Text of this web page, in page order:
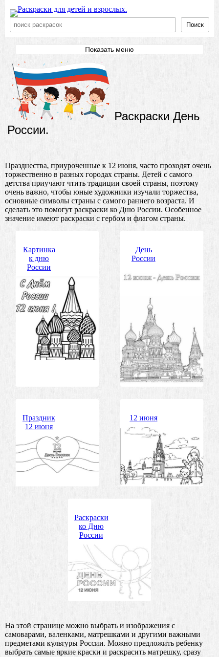
Поиск
Показать меню
Раскраски День
России.
Празднества, приуроченные к 12 июня, часто проходят очень
торжественно в разных городах страны. Детей с самого
детства приучают чтить традиции своей страны, поэтому
очень важно, чтобы юные художники изучали торжества,
основные символы страны с самого раннего возраста. И
сделать это помогут раскраски ко Дню России. Особенное
значение имеют раскраски с гербом и флагом страны.
Картинка
к дню
России
День
России
Праздник
12 июня
12 июня
Раскраски
ко Дню
России
На этой странице можно выбрать и изображения с
самоварами, валенками, матрешками и другими важными
предметами культуры России. Можно предложить ребенку
выбрать самые яркие краски и раскрасить матрешку, сразу